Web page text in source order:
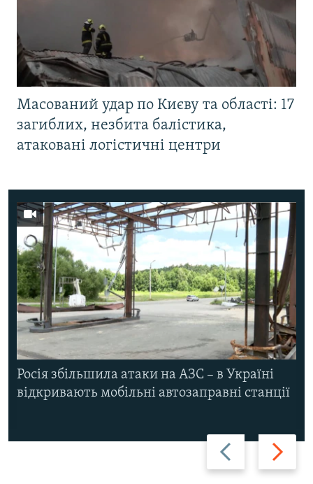
Масований удар по Києву та області: 17
загиблих, незбита балістика,
атаковані логістичні центри
Назад Вперед
Росія збільшила атаки на АЗС – в Україні
відкривають мобільні автозаправні станції